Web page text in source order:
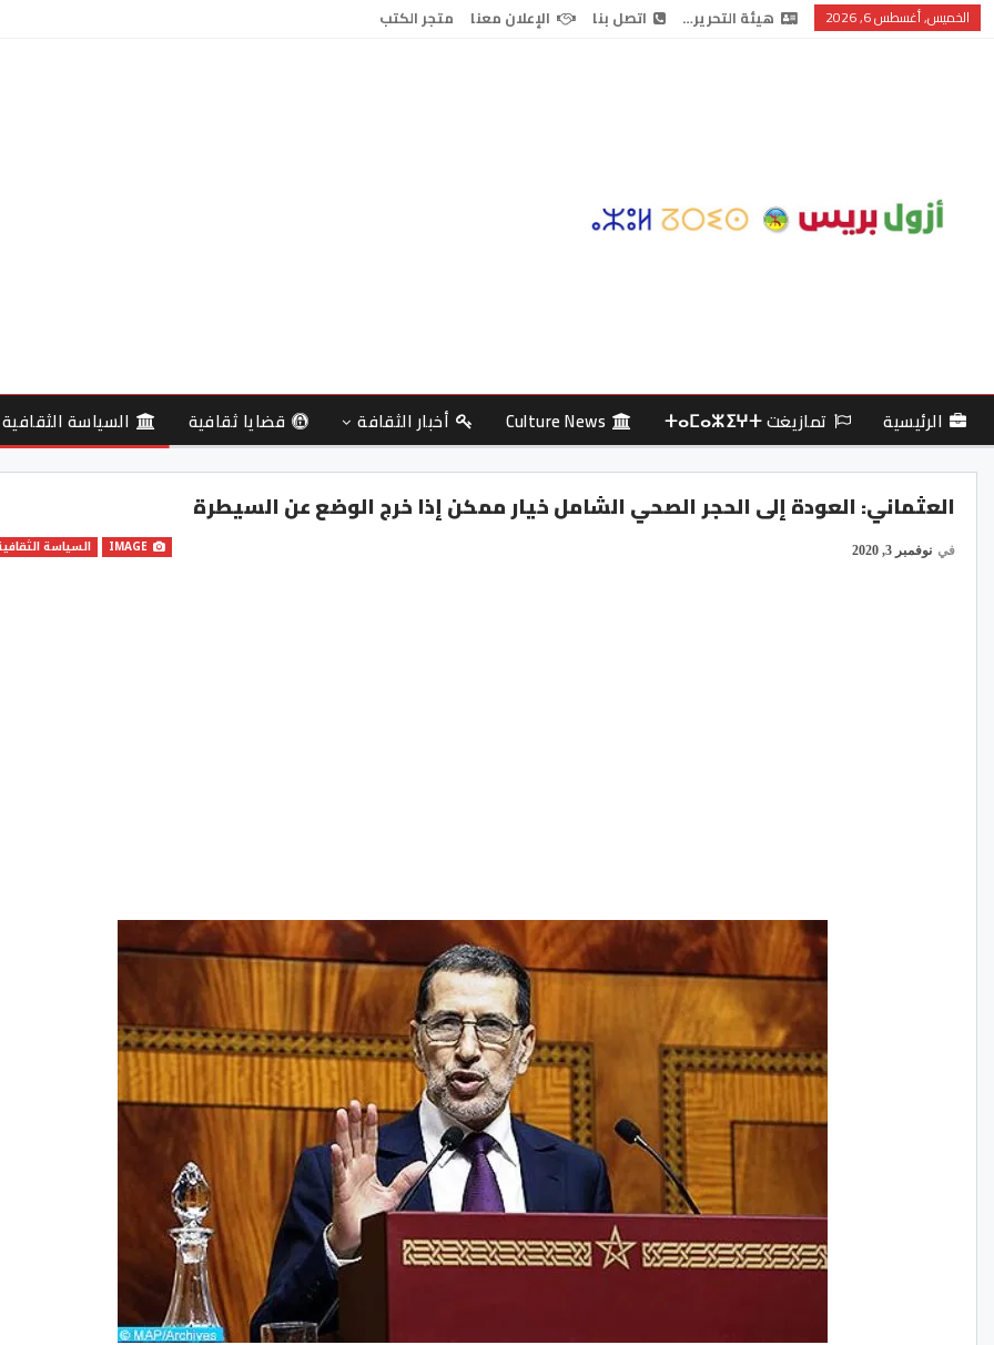
الخميس, أغسطس 6, 2026 هيئة التحرير… اتصل بنا الإعلان معنا متجر الكتب
الرئيسية تمازيغت ⵜⴰⵎⴰⵣⵉⵖⵜ Culture News أخبار الثقافة قضايا ثقافية السياسة الثقافية
العثماني: العودة إلى الحجر الصحي الشامل خيار ممكن إذا خرج الوضع عن السيطرة
السياسة في نوفمبر 3, 2020